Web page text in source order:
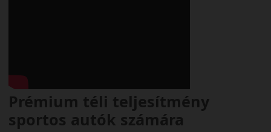
Prémium téli teljesítmény
sportos autók számára